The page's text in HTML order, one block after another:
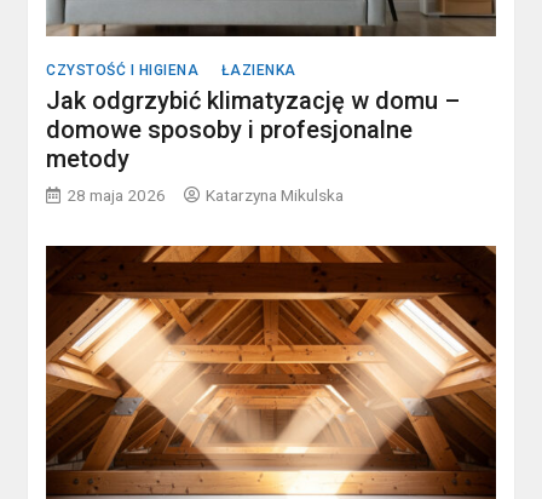
CZYSTOŚĆ I HIGIENA ŁAZIENKA
Jak odgrzybić klimatyzację w domu –
domowe sposoby i profesjonalne
metody
28 maja 2026 Katarzyna Mikulska